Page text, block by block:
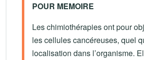
POUR MEMOIRE
Les chimiothérapies ont pour
les cellules cancéreuses, quel
localisation dans l’organisme.